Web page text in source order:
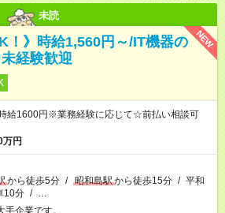
未読
NEW
！》時給1,560円～/IT機器の
経験歓迎
給1600円※業務経験に応じて☆前払い相談可
円
から徒歩5分 / 昭和島駅から徒歩15分 / 平和
10分 / …
企業です。